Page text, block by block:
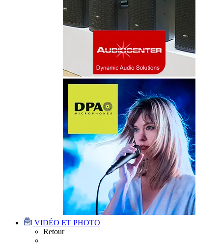
VIDÉO ET PHOTO
Retour